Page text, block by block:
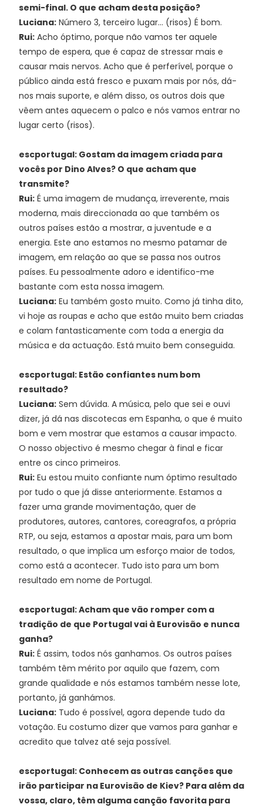
semi-final. O que acham desta posição?
Luciana: Número 3, terceiro lugar... (risos) É bom.
Rui: Acho óptimo, porque não vamos ter aquele
tempo de espera, que é capaz de stressar mais e
causar mais nervos. Acho que é perferível, porque o
público ainda está fresco e puxam mais por nós, dá-
nos mais suporte, e além disso, os outros dois que
vêem antes aquecem o palco e nós vamos entrar no
lugar certo (risos).
escportugal: Gostam da imagem criada para
vocês por Dino Alves? O que acham que
transmite?
Rui: É uma imagem de mudança, irreverente, mais
moderna, mais direccionada ao que também os
outros países estão a mostrar, a juventude e a
energia. Este ano estamos no mesmo patamar de
imagem, em relação ao que se passa nos outros
países. Eu pessoalmente adoro e identifico-me
bastante com esta nossa imagem.
Luciana: Eu também gosto muito. Como já tinha dito,
vi hoje as roupas e acho que estão muito bem criadas
e colam fantasticamente com toda a energia da
música e da actuação. Está muito bem conseguida.
escportugal: Estão confiantes num bom
resultado?
Luciana: Sem dúvida. A música, pelo que sei e ouvi
dizer, já dá nas discotecas em Espanha, o que é muito
bom e vem mostrar que estamos a causar impacto.
O nosso objectivo é mesmo chegar à final e ficar
entre os cinco primeiros.
Rui: Eu estou muito confiante num óptimo resultado
por tudo o que já disse anteriormente. Estamos a
fazer uma grande movimentação, quer de
produtores, autores, cantores, coreagrafos, a própria
RTP, ou seja, estamos a apostar mais, para um bom
resultado, o que implica um esforço maior de todos,
como está a acontecer. Tudo isto para um bom
resultado em nome de Portugal.
escportugal: Acham que vão romper com a
tradição de que Portugal vai à Eurovisão e nunca
ganha?
Rui: É assim, todos nós ganhamos. Os outros países
também têm mérito por aquilo que fazem, com
grande qualidade e nós estamos também nesse lote,
portanto, já ganhámos.
Luciana: Tudo é possível, agora depende tudo da
votação. Eu costumo dizer que vamos para ganhar e
acredito que talvez até seja possível.
escportugal: Conhecem as outras canções que
irão participar na Eurovisão de Kiev? Para além da
vossa, claro, têm alguma canção favorita para